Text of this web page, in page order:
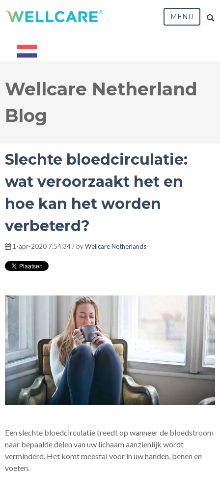
MENU
Wellcare Netherland
Blog
Slechte bloedcirculatie:
wat veroorzaakt het en
hoe kan het worden
verbeterd?
1-apr-2020 7:54:34 / byWellcare Netherlands
Een slechte bloedcirculatie treedt op wanneer de bloedstroom
naar bepaalde delen van uw lichaam aanzienlijk wordt
verminderd. Het komt meestal voor in uw handen, benen en
voeten.